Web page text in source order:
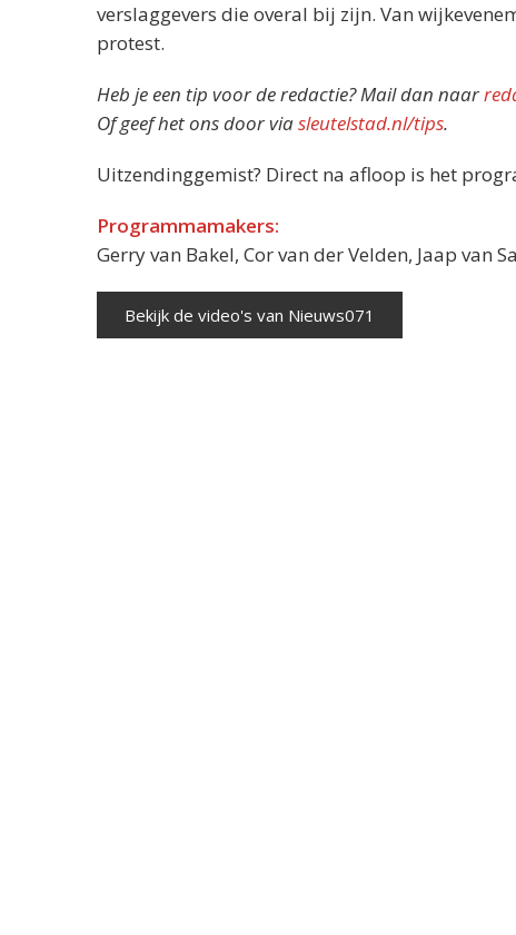
verslaggevers die overal bij zijn. Van
protest.
Heb je een tip voor de redactie? Mail dan naar
Of geef het ons door viasleutelstad.nl/tips.
Uitzendinggemist? Direct na afloop is het
Programmamakers:
Gerry van Bakel, Cor van der Velden, Jaap van
Bekijk de video's van Nieuws071